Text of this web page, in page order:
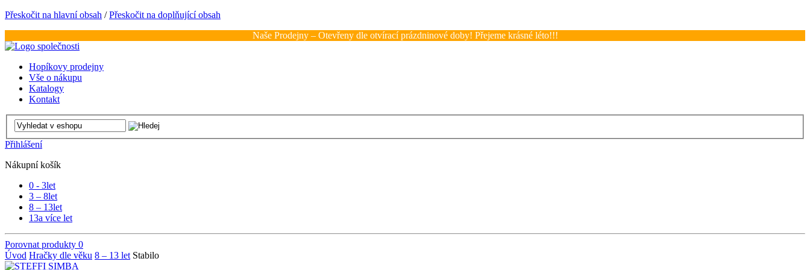
Přeskočit na hlavní obsah /Přeskočit na doplňující obsah
Naše Prodejny – Otevřeny dle otvírací prázdninové doby! Přejeme krásné léto!!!
Hopíkovy prodejny
Vše o nákupu
Katalogy
Kontakt
Přihlášení
Nákupní košík
0 - 3let
3 – 8let
8 – 13let
13a více let
Porovnat produkty 0
Úvod Hračky dle věku 8 – 13 let Stabilo